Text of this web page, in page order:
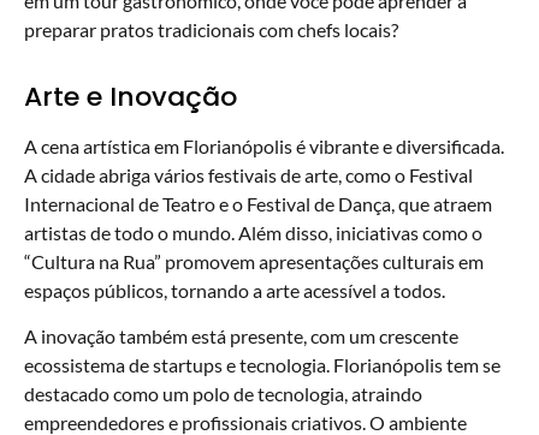
preparar pratos tradicionais com chefs locais?
Arte e Inovação
A cena artística em Florianópolis é vibrante e diversificada.
A cidade abriga vários festivais de arte, como o Festival
Internacional de Teatro e o Festival de Dança, que atraem
artistas de todo o mundo. Além disso, iniciativas como o
“Cultura na Rua” promovem apresentações culturais em
espaços públicos, tornando a arte acessível a todos.
A inovação também está presente, com um crescente
ecossistema de startups e tecnologia. Florianópolis tem se
destacado como um polo de tecnologia, atraindo
empreendedores e profissionais criativos. O ambiente